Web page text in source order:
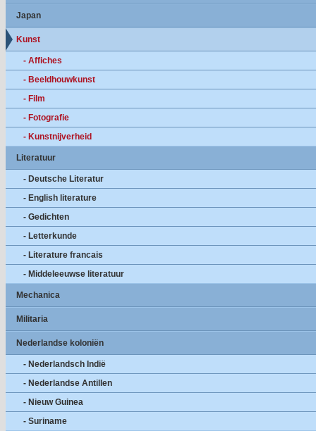
Japan
Kunst
- Affiches
- Beeldhouwkunst
- Film
- Fotografie
- Kunstnijverheid
Literatuur
- Deutsche Literatur
- English literature
- Gedichten
- Letterkunde
- Literature francais
- Middeleeuwse literatuur
Mechanica
Militaria
Nederlandse koloniën
- Nederlandsch Indië
- Nederlandse Antillen
- Nieuw Guinea
- Suriname